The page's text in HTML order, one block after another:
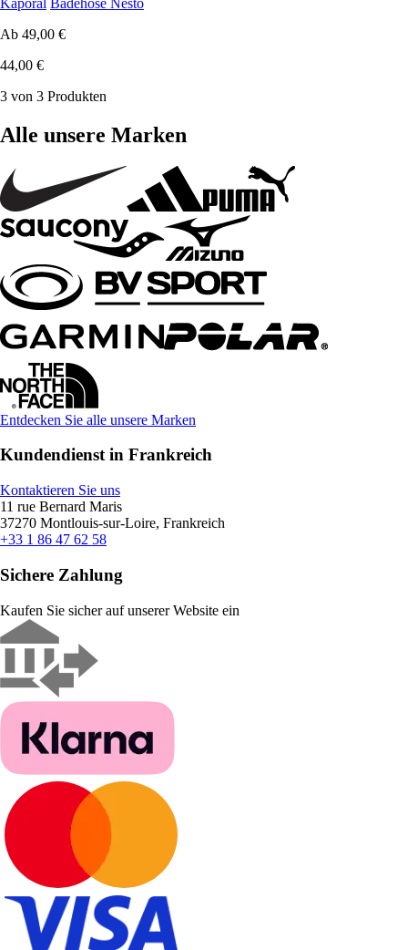
Ab 49,00 €
44,00 €
3 von 3 Produkten
Alle unsere Marken
Entdecken Sie alle unsere Marken
Kundendienst in Frankreich
Kontaktieren Sie uns
11 rue Bernard Maris
37270 Montlouis-sur-Loire, Frankreich
+33 1 86 47 62 58
Sichere Zahlung
Kaufen Sie sicher auf unserer Website ein